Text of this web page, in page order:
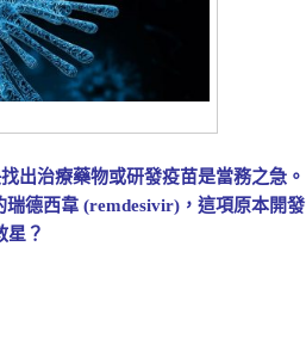
出治療藥物或研發疫苗是當務之急。
德西韋 (remdesivir)，這項原本開發
星？